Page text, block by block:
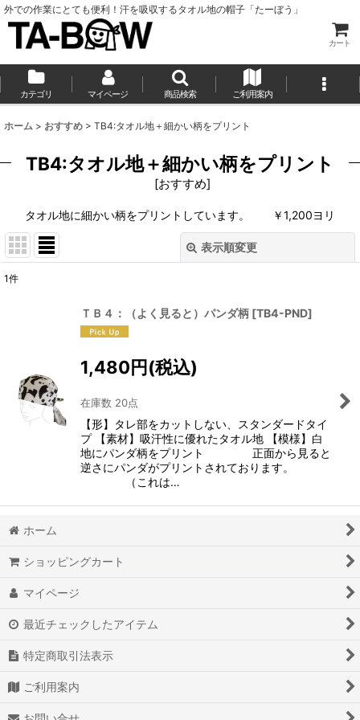
外での作業にとても便利！汗を吸収するタオル地の帽子「たーぼう」
カート
カテゴリ マイページ 商品検索 ご利用案内
ホーム > おすすめ > TB4:タオル地＋細かい柄をプリント
TB4:タオル地＋細かい柄をプリント
[おすすめ]
タオル地に細かい柄をプリントしています。 ￥1,200ヨリ
表示順変更
絞り込む
1件
ＴＢ４：（よく見ると）パンダ柄 [TB4-PND]
1,480円(税込)
在庫数 20点
【形】タレ部をカットしない、スタンダードタイ
プ 【素材】吸汗性に優れたタオル地 【模様】白
地にパンダ柄をプリント 正面から見ると
逆さにパンダがプリントされております。
（これは…
ホーム
ショッピングカート
マイページ
最近チェックしたアイテム
特定商取引法表示
ご利用案内